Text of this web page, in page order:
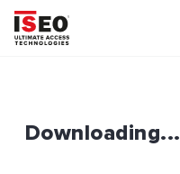
Downloading...